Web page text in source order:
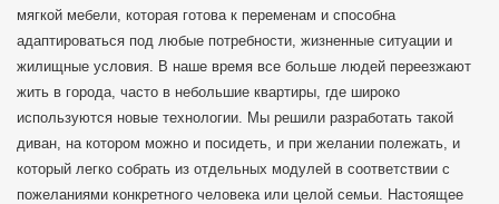
мягкой мебели, которая готова к переменам и способна
адаптироваться под любые потребности, жизненные ситуации и
жилищные условия. В наше время все больше людей переезжают
жить в города, часто в небольшие квартиры, где широко
используются новые технологии. Мы решили разработать такой
диван, на котором можно и посидеть, и при желании полежать, и
который легко собрать из отдельных модулей в соответствии с
пожеланиями конкретного человека или целой семьи. Настоящее